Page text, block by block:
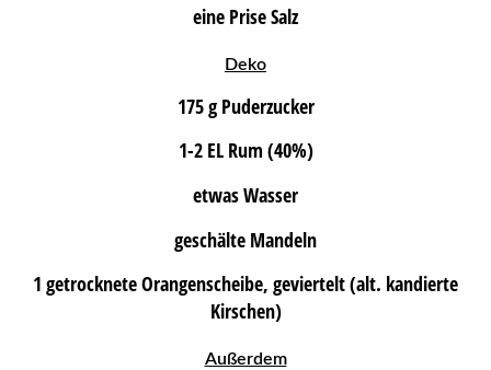
eine Prise Salz
Deko
175 g Puderzucker
1-2 EL Rum (40%)
etwas Wasser
geschälte Mandeln
1 getrocknete Orangenscheibe, geviertelt (alt. kandierte
Kirschen)
Außerdem